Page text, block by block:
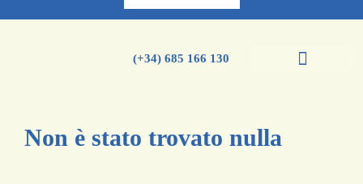
(+34) 685 166 130
Non è stato trovato nulla